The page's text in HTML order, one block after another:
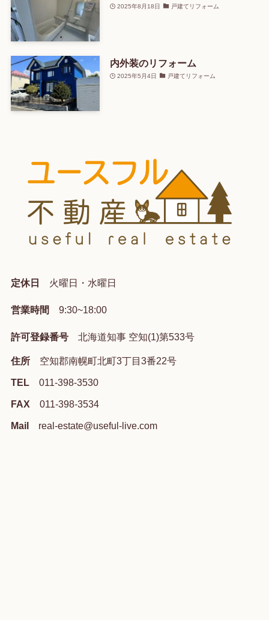
2025年8月18日 戸建てリフォーム
内外装のリフォーム
2025年5月4日 戸建てリフォーム
定休日 火曜日・水曜日
営業時間 9:30~18:00
許可登録番号 北海道知事 空知(1)第533号
住所空知郡南幌町北町3丁目3番22号
TEL011-398-3530
FAX 011-398-3534
Mail real-estate@useful-live.com